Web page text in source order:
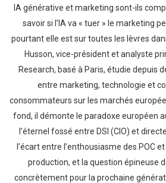
IA générative et marketing sont-ils
savoir si l’IA va « tuer » le marketing
pourtant elle est sur toutes les lèvres
Husson, vice-président et analyste
Research, basé à Paris, étudie depuis
entre marketing, technologie et
consommateurs sur les marchés
fond, il démonte le paradoxe européen
l’éternel fossé entre DSI (CIO) et
l’écart entre l’enthousiasme des POC
production, et la question épineuse
concrètement pour la prochaine